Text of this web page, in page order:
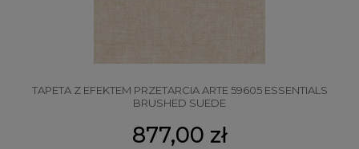
TAPETA Z EFEKTEM PRZETARCIA ARTE 59605 ESSENTIALS
BRUSHED SUEDE
877,00 zł